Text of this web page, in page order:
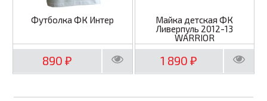
Футболка ФК Интер
890 ₽
Майка детская ФК
Ливерпуль 2012-13
WARRIOR
1 890₽